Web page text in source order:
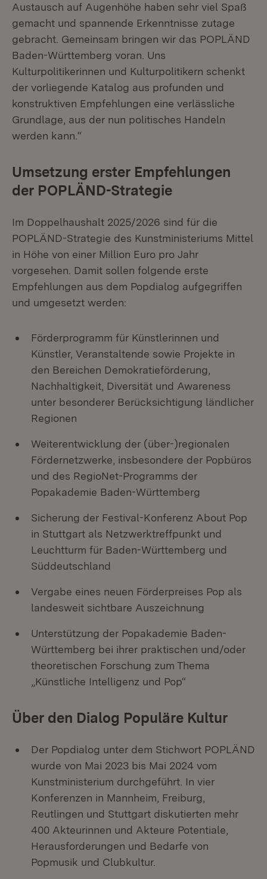
Austausch auf Augenhöhe haben sehr viel Spaß
gemacht und spannende Erkenntnisse zutage
gebracht. Gemeinsam bringen wir das POPLÄND
Baden-Württemberg voran. Uns
Kulturpolitikerinnen und Kulturpolitikern schenkt
der vorliegende Katalog aus profunden und
konstruktiven Empfehlungen eine verlässliche
Grundlage, aus der nun politisches Handeln
werden kann.“
Umsetzung erster Empfehlungen
der POPLÄND-Strategie
Im Doppelhaushalt 2025/2026 sind für die
POPLÄND-Strategie des Kunstministeriums Mittel
in Höhe von einer Million Euro pro Jahr
vorgesehen. Damit sollen folgende erste
Empfehlungen aus dem Popdialog aufgegriffen
und umgesetzt werden:
Förderprogramm für Künstlerinnen und
Künstler, Veranstaltende sowie Projekte in
den Bereichen Demokratieförderung,
Nachhaltigkeit, Diversität und Awareness
unter besonderer Berücksichtigung ländlicher
Regionen
Weiterentwicklung der (über-)regionalen
Fördernetzwerke, insbesondere der Popbüros
und des RegioNet-Programms der
Popakademie Baden-Württemberg
Sicherung der Festival-Konferenz About Pop
in Stuttgart als Netzwerktreffpunkt und
Leuchtturm für Baden-Württemberg und
Süddeutschland
Vergabe eines neuen Förderpreises Pop als
landesweit sichtbare Auszeichnung
Unterstützung der Popakademie Baden-
Württemberg bei ihrer praktischen und/oder
theoretischen Forschung zum Thema
„Künstliche Intelligenz und Pop“
Über den Dialog Populäre Kultur
Der Popdialog unter dem Stichwort POPLÄND
wurde von Mai 2023 bis Mai 2024 vom
Kunstministerium durchgeführt. In vier
Konferenzen in Mannheim, Freiburg,
Reutlingen und Stuttgart diskutierten mehr
400 Akteurinnen und Akteure Potentiale,
Herausforderungen und Bedarfe von
Popmusik und Clubkultur.